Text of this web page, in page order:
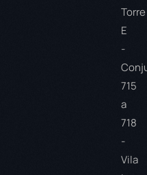
Torre
E
-
715
a
718
-
Vila